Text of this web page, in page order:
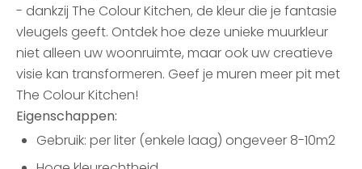
- dankzij The Colour Kitchen, de kleur die je fantasie
vleugels geeft. Ontdek hoe deze unieke muurkleur
niet alleen uw woonruimte, maar ook uw creatieve
visie kan transformeren. Geef je muren meer pit met
The Colour Kitchen!
Eigenschappen:
Gebruik: per liter (enkele laag) ongeveer 8-10m2